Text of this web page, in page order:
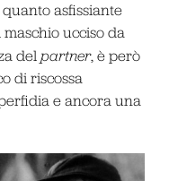
asfissiante
ucciso da
del partner, è però
di riscossa
e ancora una